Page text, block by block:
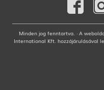
Minden jog fenntartva. · A
International Kft. hozzájárulásával